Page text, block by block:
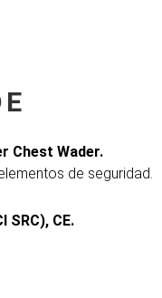
Chest Wader.
de seguridad.
SRC), CE.